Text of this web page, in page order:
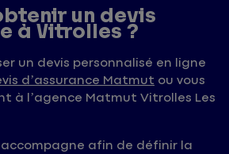
un devis
à Vitrolles ?
un devis personnalisé en ligne
d’assurance Matmut ou vous
à l’agence Matmut Vitrolles Les
accompagne afin de définir la